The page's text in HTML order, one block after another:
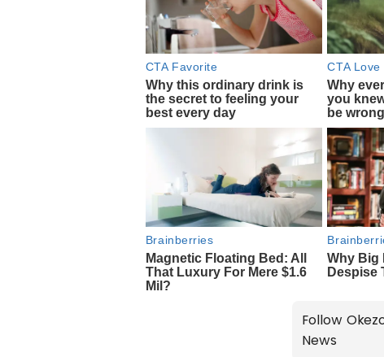
Follow
News